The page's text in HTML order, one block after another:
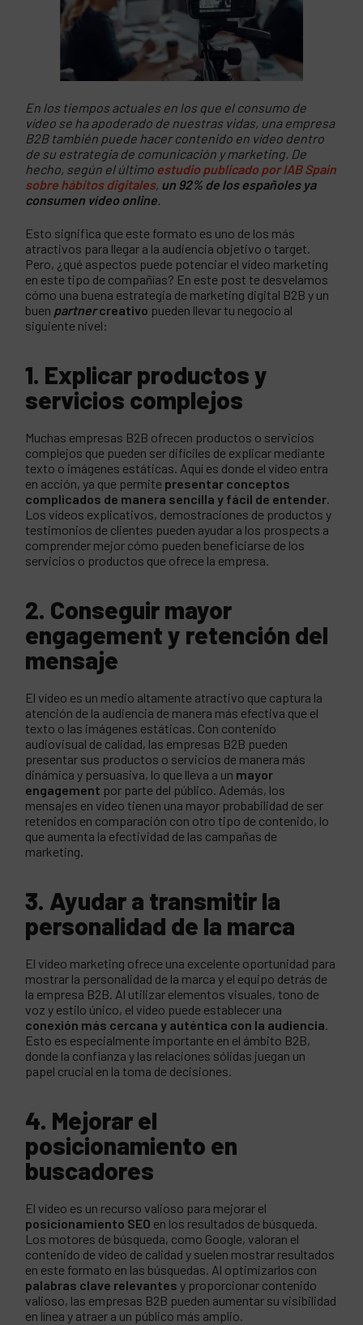
En los tiempos actuales en los que el consumo de
vídeo se ha apoderado de nuestras vidas, una empresa
B2B también puede hacer contenido en vídeo dentro
de su estrategia de comunicación y marketing. De
hecho, según el último estudio publicado por IAB Spain
sobre hábitos digitales, un 92% de los españoles ya
consumen vídeo online
Esto significa que este formato es uno de los más
atractivos para llegar a la audiencia objetivo o target.
Pero, ¿qué aspectos puede potenciar el vídeo marketing
en este tipo de compañías? En este post te desvelamos
cómo una buena estrategia de marketing digital B2B y un
buen partnercreativo pueden llevar tu negocio al
siguiente nivel:
1. Explicar productos y
servicios complejos
Muchas empresas B2B ofrecen productos o servicios
complejos que pueden ser difíciles de explicar mediante
texto o imágenes estáticas. Aquí es donde el vídeo entra
en acción, ya que permite presentar conceptos
complicados de manera sencilla y fácil de entender.
Los vídeos explicativos, demostraciones de productos y
testimonios de clientes pueden ayudar a los prospects a
comprender mejor cómo pueden beneficiarse de los
servicios o productos que ofrece la empresa.
2. Conseguir mayor
engagement y retención del
mensaje
El vídeo es un medio altamente atractivo que captura la
atención de la audiencia de manera más efectiva que el
texto o las imágenes estáticas. Con contenido
audiovisual de calidad, las empresas B2B pueden
presentar sus productos o servicios de manera más
dinámica y persuasiva, lo que lleva a un mayor
engagement por parte del público. Además, los
mensajes en vídeo tienen una mayor probabilidad de ser
retenidos en comparación con otro tipo de contenido, lo
que aumenta la efectividad de las campañas de
marketing.
3. Ayudar a transmitir la
personalidad de la marca
El vídeo marketing ofrece una excelente oportunidad para
mostrar la personalidad de la marca y el equipo detrás de
la empresa B2B. Al utilizar elementos visuales, tono de
voz y estilo único, el vídeo puede establecer una
conexión más cercana y auténtica con la audiencia.
Esto es especialmente importante en el ámbito B2B,
donde la confianza y las relaciones sólidas juegan un
papel crucial en la toma de decisiones.
4. Mejorar el
posicionamiento en
buscadores
El vídeo es un recurso valioso para mejorar el
posicionamiento SEO en los resultados de búsqueda.
Los motores de búsqueda, como Google, valoran el
contenido de vídeo de calidad y suelen mostrar resultados
en este formato en las búsquedas. Al optimizarlos con
palabras clave relevantes y proporcionar contenido
valioso, las empresas B2B pueden aumentar su visibilidad
en línea y atraer a un público más amplio.